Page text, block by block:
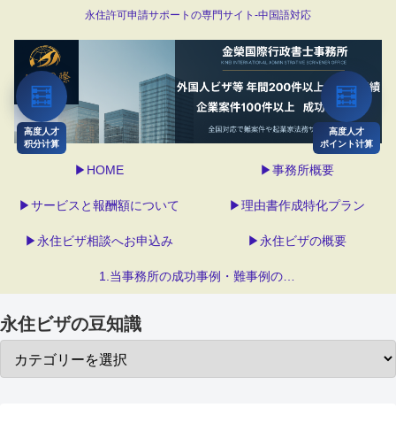
🧮
高度人才
ポイント计算
🧮
高度人才
积分计算
永住許可申請サポートの専門サイト-中国語対応
▶HOME ▶事務所概要
▶サービスと報酬額について ▶理由書作成特化プラン
▶永住ビザ相談へお申込み ▶永住ビザの概要
1.当事務所の成功事例・難事例の解決
永住ビザの豆知識